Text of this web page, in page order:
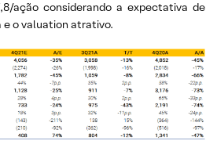
ação considerando a expectativa de
o valuation atrativo.